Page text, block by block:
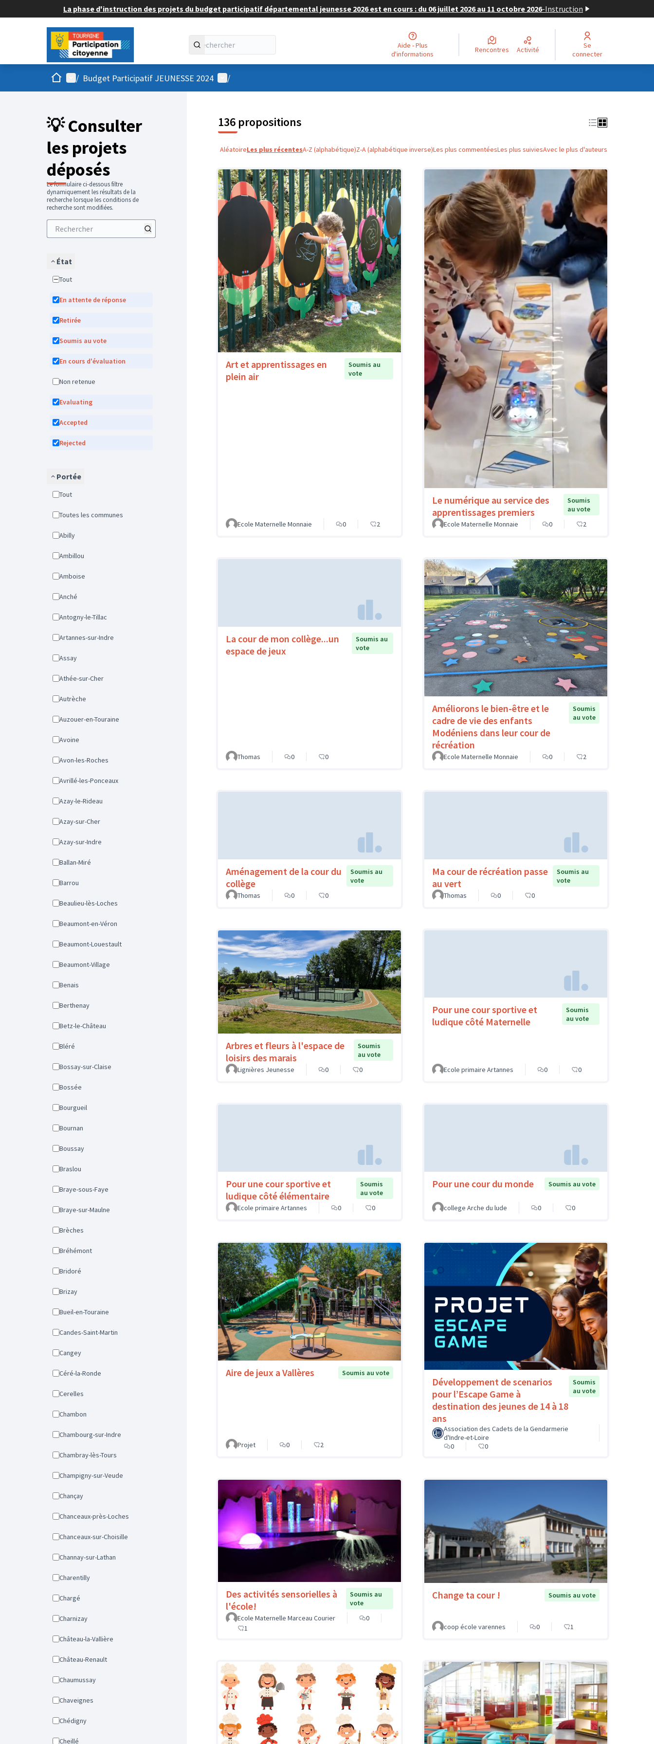
La phase d'instruction des projets du budget participatif départemental jeunesse 2026 est en cours : du 06 juillet 2026 au 11 octobre 2026-Instruction
Aide - Plus
d'informations
Rencontres Activité
Se
connecter
AccueilMenu principal
/ Budget Participatif JEUNESSE 2024 Menu utilisateur
/
💡 Consulter
les projets
déposés
Le formulaire ci-dessous filtre
dynamiquement les résultats de la
recherche lorsque les conditions de
recherche sont modifiées.
État
Tout
En attente de réponse
Retirée
Soumis au vote
En cours d'évaluation
Non retenue
Evaluating
Accepted
Rejected
Portée
Tout
Toutes les communes
Abilly
Ambillou
Amboise
Anché
Antogny-le-Tillac
Artannes-sur-Indre
Assay
Athée-sur-Cher
Autrèche
Auzouer-en-Touraine
Avoine
Avon-les-Roches
Avrillé-les-Ponceaux
Azay-le-Rideau
Azay-sur-Cher
Azay-sur-Indre
Ballan-Miré
Barrou
Beaulieu-lès-Loches
Beaumont-en-Véron
Beaumont-Louestault
Beaumont-Village
Benais
Berthenay
Betz-le-Château
Bléré
Bossay-sur-Claise
Bossée
Bourgueil
Bournan
Boussay
Braslou
Braye-sous-Faye
Braye-sur-Maulne
Brèches
Bréhémont
Bridoré
Brizay
Bueil-en-Touraine
Candes-Saint-Martin
Cangey
Céré-la-Ronde
Cerelles
Chambon
Chambourg-sur-Indre
Chambray-lès-Tours
Champigny-sur-Veude
Chançay
Chanceaux-près-Loches
Chanceaux-sur-Choisille
Channay-sur-Lathan
Charentilly
Chargé
Charnizay
Château-la-Vallière
Château-Renault
Chaumussay
Chaveignes
Chédigny
Cheillé
136 propositions
AléatoireLes plus récentesA-Z (alphabétique)Z-A (alphabétique inverse)Les plus commentéesLes plus suiviesAvec le plus d'auteurs
Art et apprentissages en
plein air
Soumis au
vote
Ecole Maternelle Monnaie 0 2
Le numérique au service des
apprentissages premiers
Soumis
au vote
Ecole Maternelle Monnaie
0 2
La cour de mon collège...un
espace de jeux
Soumis au
vote
Thomas 0 0
Améliorons le bien-être et le
cadre de vie des enfants
Modéniens dans leur cour de
récréation
Soumis
au vote
Ecole Maternelle Monnaie 0 2
Aménagement de la cour du
collège
Soumis au
vote
Thomas
0 0
Ma cour de récréation passe
au vert
Soumis au
vote
Thomas
0 0
Arbres et fleurs à l'espace de
loisirs des marais
Soumis
au vote
Lignières Jeunesse
0 0
Pour une cour sportive et
ludique côté Maternelle
Soumis
au vote
Ecole primaire Artannes 0 0
Pour une cour sportive et
ludique côté élémentaire
Soumis
au vote
Ecole primaire Artannes
0 0
Pour une cour du monde Soumis au vote
college Arche du lude 0 0
Aire de jeux a Vallères Soumis au vote
Projet 0 2
Développement de scenarios
pour l’Escape Game à
destination des jeunes de 14 à 18
ans
Soumis
au vote
Association des Cadets de la Gendarmerie
d'Indre-et-Loire
0
0
Des activités sensorielles à
l'école!
Soumis au
vote
Ecole Maternelle Marceau Courier
0
1
Change ta cour ! Soumis au vote
coop école varennes 0 1